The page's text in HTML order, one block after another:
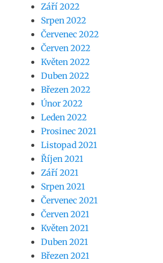
Září 2022
Srpen 2022
Červenec 2022
Červen 2022
Květen 2022
Duben 2022
Březen 2022
Únor 2022
Leden 2022
Prosinec 2021
Listopad 2021
Říjen 2021
Září 2021
Srpen 2021
Červenec 2021
Červen 2021
Květen 2021
Duben 2021
Březen 2021